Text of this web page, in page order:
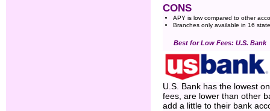
CONS
APY is low compared to other
Branches only available in 16
Best for Low Fees: U.S. Bank
U.S. Bank has the lowest
fees, are lower than other
add a little to their bank